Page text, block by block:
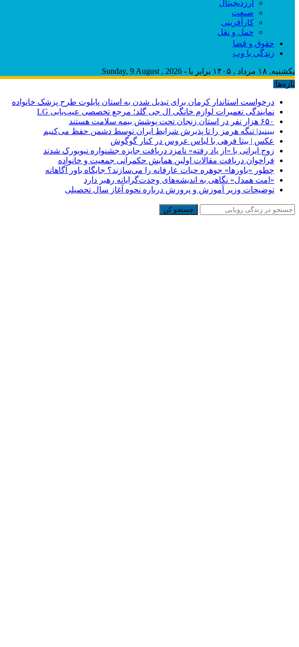
ارزدیجیتال
صنعت
کارآفرینی
حمل و نقل
حقوق و قضا
زندگی با وب
یکشنبه, ۱۸ مرداد , ۱۴۰۵ برابر با - Sunday, 9 August , 2026
تازه‌ها:
درخواست استاندار کرمان برای تبدیل شدن به استان پایلوت طرح پزشک خانواده
نمایندگی تعمیرات لوازم خانگی ال جی گلد؛ مرجع تخصصی عیب‌یابی LG
۶۵۰ هزار نفر در استان زنجان تحت پوشش بیمه سلامت هستند
ببینید| تنگه هرمز را تا پذیرش شرایط ایران توسط دشمن حفظ می‌کنیم
عکس | بیتا فرهی با لباس عروس در کنار گوگوش
زوج ایرانی با «از یاد رفته» نامزد دریافت جایزه جشنواره نیویورک شدند
فراخوان دریافت مقالات اولین همایش حکمرانی جمعیت و خانواده
چطور «باورها» جوهره حیات عارفانه را می‌سازند؟ جایگاه باور آگاهانه
«امت همدل» نگاهی به اندیشه‌های وحدت‌گرایانه رهبر دارد
توضیحات وزیر آموزش و پرورش درباره نحوه آغاز سال تحصیلی
جستجو کن